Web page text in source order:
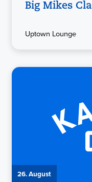
Big Mikes
Uptown Lounge
26. August